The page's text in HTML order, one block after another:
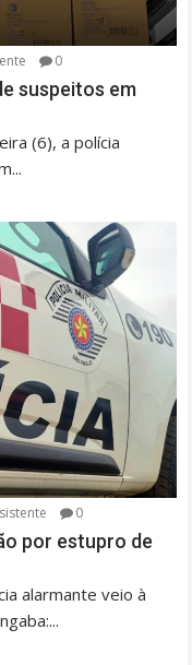
0
suspeitos em
(6), a polícia
0
por estupro de
alarmante veio à